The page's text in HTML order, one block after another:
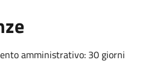
amministrativo: 30 giorni